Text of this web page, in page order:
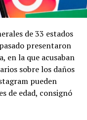
de 33 estados
presentaron
en la que acusaban
sobre los daños
pueden
de edad, consignó